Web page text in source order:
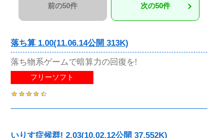
前の50件 次の50件
落ち算 1.00(11.06.14公開 313K)
落ち物系ゲームで暗算力の回復を!
フリーソフト
いりす症候群! 2.03(10.02.12公開 37,552K)